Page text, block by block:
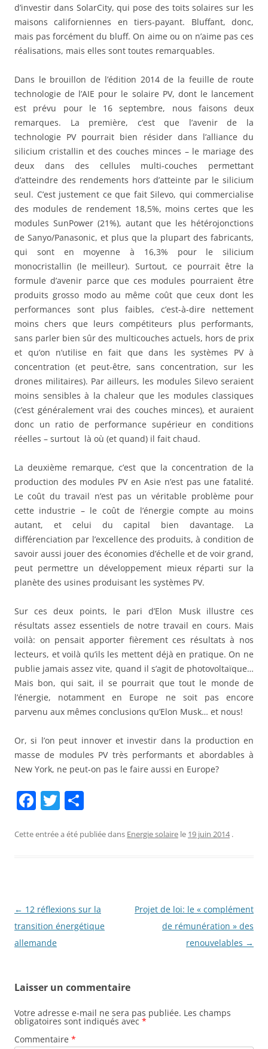
d’investir dans SolarCity, qui pose des toits solaires sur les
maisons californiennes en tiers-payant. Bluffant, donc,
mais pas forcément du bluff. On aime ou on n’aime pas ces
réalisations, mais elles sont toutes remarquables.
Dans le brouillon de l’édition 2014 de la feuille de route
technologie de l’AIE pour le solaire PV, dont le lancement
est prévu pour le 16 septembre, nous faisons deux
remarques. La première, c’est que l’avenir de la
technologie PV pourrait bien résider dans l’alliance du
silicium cristallin et des couches minces – le mariage des
deux dans des cellules multi-couches permettant
d’atteindre des rendements hors d’atteinte par le silicium
seul. C’est justement ce que fait Silevo, qui commercialise
des modules de rendement 18,5%, moins certes que les
modules SunPower (21%), autant que les hétérojonctions
de Sanyo/Panasonic, et plus que la plupart des fabricants,
qui sont en moyenne à 16,3% pour le silicium
monocristallin (le meilleur). Surtout, ce pourrait être la
formule d’avenir parce que ces modules pourraient être
produits grosso modo au même coût que ceux dont les
performances sont plus faibles, c’est-à-dire nettement
moins chers que leurs compétiteurs plus performants,
sans parler bien sûr des multicouches actuels, hors de prix
et qu’on n’utilise en fait que dans les systèmes PV à
concentration (et peut-être, sans concentration, sur les
drones militaires). Par ailleurs, les modules Silevo seraient
moins sensibles à la chaleur que les modules classiques
(c’est généralement vrai des couches minces), et auraient
donc un ratio de performance supérieur en conditions
réelles – surtout là où (et quand) il fait chaud.
La deuxième remarque, c’est que la concentration de la
production des modules PV en Asie n’est pas une fatalité.
Le coût du travail n’est pas un véritable problème pour
cette industrie – le coût de l’énergie compte au moins
autant, et celui du capital bien davantage. La
différenciation par l’excellence des produits, à condition de
savoir aussi jouer des économies d’échelle et de voir grand,
peut permettre un développement mieux réparti sur la
planète des usines produisant les systèmes PV.
Sur ces deux points, le pari d’Elon Musk illustre ces
résultats assez essentiels de notre travail en cours. Mais
voilà: on pensait apporter fièrement ces résultats à nos
lecteurs, et voilà qu’ils les mettent déjà en pratique. On ne
publie jamais assez vite, quand il s’agit de photovoltaïque…
Mais bon, qui sait, il se pourrait que tout le monde de
l’énergie, notamment en Europe ne soit pas encore
parvenu aux mêmes conclusions qu’Elon Musk… et nous!
Or, si l’on peut innover et investir dans la production en
masse de modules PV très performants et abordables à
New York, ne peut-on pas le faire aussi en Europe?
F
c
o
k
T
itt ta
Cette entrée a été publiée dans Energie solaire le 19 juin 2014 .
Navigation
des
articles
← 12 réflexions sur la
transition énergétique
allemande
Projet de loi: le « complément
de rémunération » des
renouvelables →
Laisser un commentaire
Votre adresse e-mail ne sera pas publiée. Les champs
obligatoires sont indiqués avec *
Commentaire *